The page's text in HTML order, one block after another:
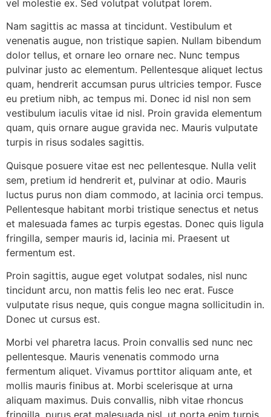
vel molestie ex. Sed volutpat volutpat lorem.
Nam sagittis ac massa at tincidunt. Vestibulum et
venenatis augue, non tristique sapien. Nullam bibendum
dolor tellus, et ornare leo ornare nec. Nunc tempus
pulvinar justo ac elementum. Pellentesque aliquet lectus
quam, hendrerit accumsan purus ultricies tempor. Fusce
eu pretium nibh, ac tempus mi. Donec id nisl non sem
vestibulum iaculis vitae id nisl. Proin gravida elementum
quam, quis ornare augue gravida nec. Mauris vulputate
turpis in risus sodales sagittis.
Quisque posuere vitae est nec pellentesque. Nulla velit
sem, pretium id hendrerit et, pulvinar at odio. Mauris
luctus purus non diam commodo, at lacinia orci tempus.
Pellentesque habitant morbi tristique senectus et netus
et malesuada fames ac turpis egestas. Donec quis ligula
fringilla, semper mauris id, lacinia mi. Praesent ut
fermentum est.
Proin sagittis, augue eget volutpat sodales, nisl nunc
tincidunt arcu, non mattis felis leo nec erat. Fusce
vulputate risus neque, quis congue magna sollicitudin in.
Donec ut cursus est.
Morbi vel pharetra lacus. Proin convallis sed nunc nec
pellentesque. Mauris venenatis commodo urna
fermentum aliquet. Vivamus porttitor aliquam ante, et
mollis mauris finibus at. Morbi scelerisque at urna
aliquam maximus. Duis convallis, nibh vitae rhoncus